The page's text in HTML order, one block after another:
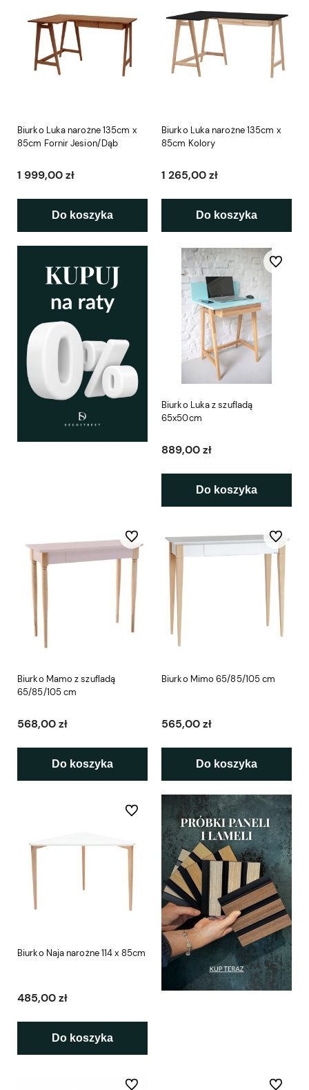
Biurko Luka narożne 135cm x
85cm Fornir Jesion/Dąb
1 999,00 zł
Do koszyka
Biurko Luka narożne 135cm x
85cm Kolory
1 265,00 zł
Do koszyka
Biurko Luka z szufladą
65x50cm
889,00 zł
Do koszyka
Do
Biurko Mamo z szufladą
65/85/105 cm
568,00 zł
Do koszyka
Do ulubionych
Biurko Mimo 65/85/105 cm
565,00 zł
Do koszyka
Do
Biurko Naja narożne 114 x 85cm
485,00 zł
Do koszyka
Do ulubionych
Do ulubionych Do